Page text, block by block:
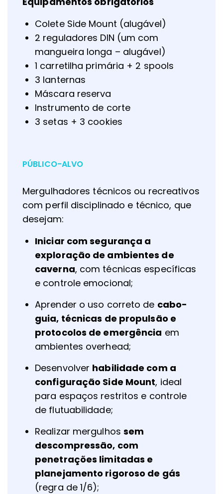
Colete Side Mount (alugável)
2 reguladores DIN (um com
mangueira longa – alugável)
1 carretilha primária + 2 spools
3 lanternas
Máscara reserva
Instrumento de corte
3 setas + 3 cookies
PÚBLICO-ALVO
Mergulhadores técnicos ou recreativos
com perfil disciplinado e técnico, que
desejam:
Iniciar com segurança a
exploração de ambientes de
caverna, com técnicas específicas
e controle emocional;
Aprender o uso correto de cabo-
guia, técnicas de propulsão e
protocolos de emergência em
ambientes overhead;
Desenvolver habilidade com a
configuração Side Mount, ideal
para espaços restritos e controle
de flutuabilidade;
Realizar mergulhos sem
descompressão, com
penetrações limitadas e
planejamento rigoroso de gás
(regra de 1/6);